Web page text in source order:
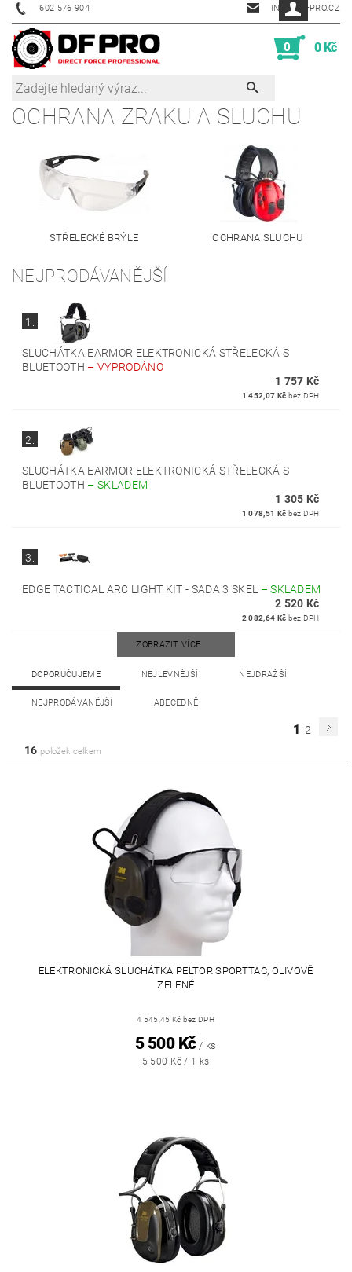
602 576 904 INFO@DFPRO.CZ
0 0 Kč
OCHRANA ZRAKU A SLUCHU
STŘELECKÉ BRÝLE OCHRANA SLUCHU
NEJPRODÁVANĚJŠÍ
1.
SLUCHÁTKA EARMOR ELEKTRONICKÁ STŘELECKÁ S
BLUETOOTH – VYPRODÁNO
1 757 Kč
1 452,07 Kč bez DPH
2.
SLUCHÁTKA EARMOR ELEKTRONICKÁ STŘELECKÁ S
BLUETOOTH – SKLADEM
1 305 Kč
1 078,51 Kč bez DPH
3.
EDGE TACTICAL ARC LIGHT KIT - SADA 3 SKEL –SKLADEM
2 520 Kč
2 082,64 Kč bez DPH
ZOBRAZIT VÍCE
DOPORUČUJEME NEJLEVNĚJŠÍ NEJDRAŽŠÍ
NEJPRODÁVANĚJŠÍ ABECEDNĚ
1 2
16 položek celkem
ELEKTRONICKÁ SLUCHÁTKA PELTOR SPORTTAC, OLIVOVĚ
ZELENÉ
4 545,45 Kč bez DPH
5 500 Kč / ks
5 500 Kč / 1 ks